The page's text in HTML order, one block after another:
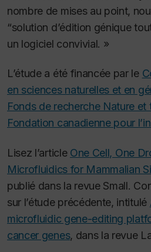
nombre de mises au point,
“solution d’édition génique
un logiciel convivial. »
L’étude a été financée par le
en sciences naturelles et en
Fonds de recherche Nature et
Fondation canadienne pour
Lisez l’article One Cell, One
Microfluidics for Mammalian
publié dans la revue Small.
sur l’étude précédente, intitulé
microfluidic gene-editing
cancer genes, dans la revue